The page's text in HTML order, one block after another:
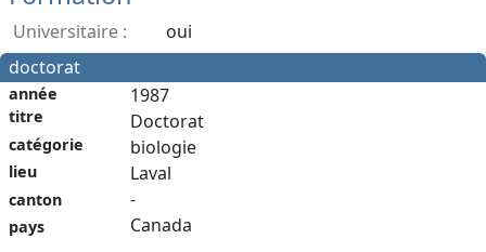
Universitaire :
oui
doctorat
année
titre
catégorie
lieu
canton
pays
1987
Doctorat
biologie
Laval
-
Canada